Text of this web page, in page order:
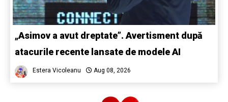
„Asimov a avut dreptate”. Avertisment după
atacurile recente lansate de modele AI
Estera Vicoleanu Aug 08, 2026